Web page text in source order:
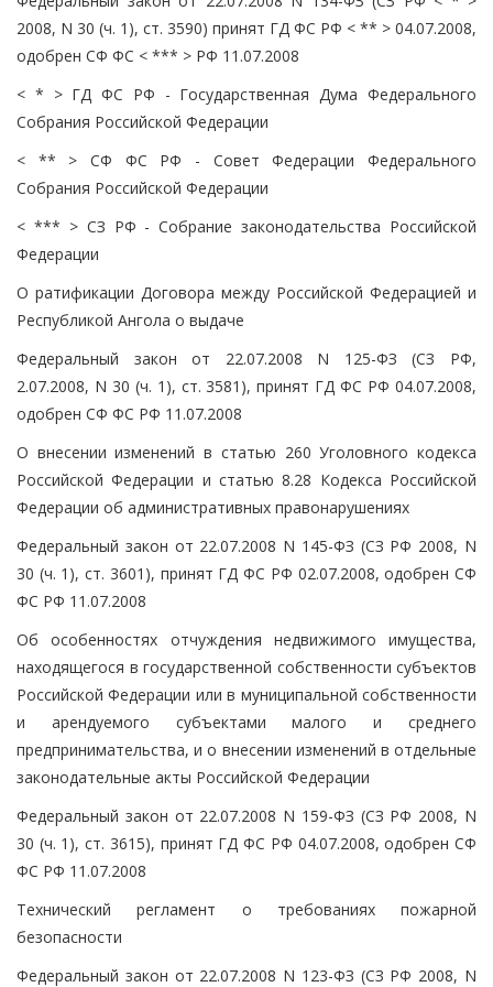
2008, N 30 (ч. 1), ст. 3590) принят ГД ФС РФ < ** > 04.07.2008,
одобрен СФ ФС < *** > РФ 11.07.2008
< * > ГД ФС РФ - Государственная Дума Федерального
Собрания Российской Федерации
< ** > СФ ФС РФ - Совет Федерации Федерального
Собрания Российской Федерации
< *** > СЗ РФ - Собрание законодательства Российской
Федерации
О ратификации Договора между Российской Федерацией и
Республикой Ангола о выдаче
Федеральный закон от 22.07.2008 N 125-ФЗ (СЗ РФ,
2.07.2008, N 30 (ч. 1), ст. 3581), принят ГД ФС РФ 04.07.2008,
одобрен СФ ФС РФ 11.07.2008
О внесении изменений в статью 260 Уголовного кодекса
Российской Федерации и статью 8.28 Кодекса Российской
Федерации об административных правонарушениях
Федеральный закон от 22.07.2008 N 145-ФЗ (СЗ РФ 2008, N
30 (ч. 1), ст. 3601), принят ГД ФС РФ 02.07.2008, одобрен СФ
ФС РФ 11.07.2008
Об особенностях отчуждения недвижимого имущества,
находящегося в государственной собственности субъектов
Российской Федерации или в муниципальной собственности
и арендуемого субъектами малого и среднего
предпринимательства, и о внесении изменений в отдельные
законодательные акты Российской Федерации
Федеральный закон от 22.07.2008 N 159-ФЗ (СЗ РФ 2008, N
30 (ч. 1), ст. 3615), принят ГД ФС РФ 04.07.2008, одобрен СФ
ФС РФ 11.07.2008
Технический регламент о требованиях пожарной
безопасности
Федеральный закон от 22.07.2008 N 123-ФЗ (СЗ РФ 2008, N